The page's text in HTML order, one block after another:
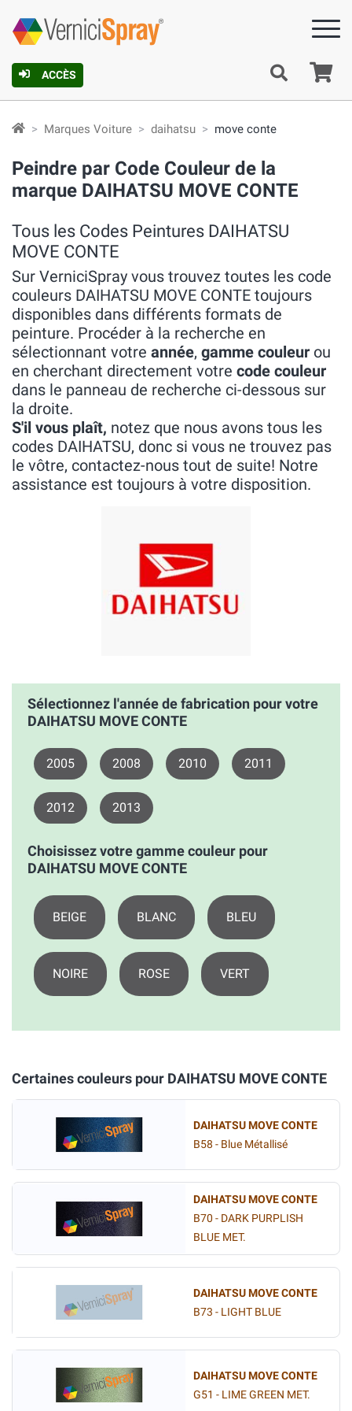
ACCÈS
Marques Voiture daihatsu move conte
Peindre par Code Couleur de la
marque DAIHATSU MOVE CONTE
Tous les Codes Peintures DAIHATSU
MOVE CONTE
Sur VerniciSpray vous trouvez toutes les code
couleurs DAIHATSU MOVE CONTE toujours
disponibles dans différents formats de
peinture. Procéder à la recherche en
sélectionnant votre année, gamme couleur ou
en cherchant directement votre code couleur
dans le panneau de recherche ci-dessous sur
la droite.
S'il vous plaît, notez que nous avons tous les
codes DAIHATSU, donc si vous ne trouvez pas
le vôtre, contactez-nous tout de suite! Notre
assistance est toujours à votre disposition.
Sélectionnez l'année de fabrication pour votre
DAIHATSU MOVE CONTE
2005 2008 2010 2011
2012 2013
Choisissez votre gamme couleur pour
DAIHATSU MOVE CONTE
BEIGE BLANC BLEU
NOIRE ROSE VERT
Certaines couleurs pour DAIHATSU MOVE CONTE
DAIHATSU MOVE CONTE
B58 - Blue Métallisé
DAIHATSU MOVE CONTE
B70 - DARK PURPLISH
BLUE MET.
DAIHATSU MOVE CONTE
B73 - LIGHT BLUE
DAIHATSU MOVE CONTE
G51 - LIME GREEN MET.